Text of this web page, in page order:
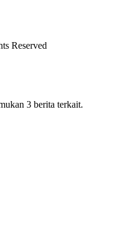
Reserved
3 berita terkait.